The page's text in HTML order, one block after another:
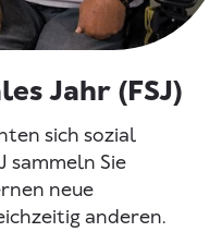
Jahr (FSJ)
sich sozial
sammeln Sie
neue
anderen.